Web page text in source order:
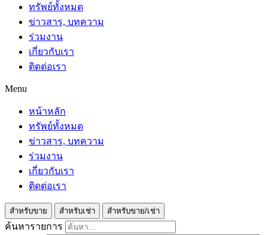
ทรัพย์ทั้งหมด
ข่าวสาร, บทความ
ร่วมงาน
เกี่ยวกับเรา
ติดต่อเรา
Menu
หน้าหลัก
ทรัพย์ทั้งหมด
ข่าวสาร, บทความ
ร่วมงาน
เกี่ยวกับเรา
ติดต่อเรา
สำหรับขาย สำหรับเช่า สำหรับขาย/เช่า
ค้นหารายการ